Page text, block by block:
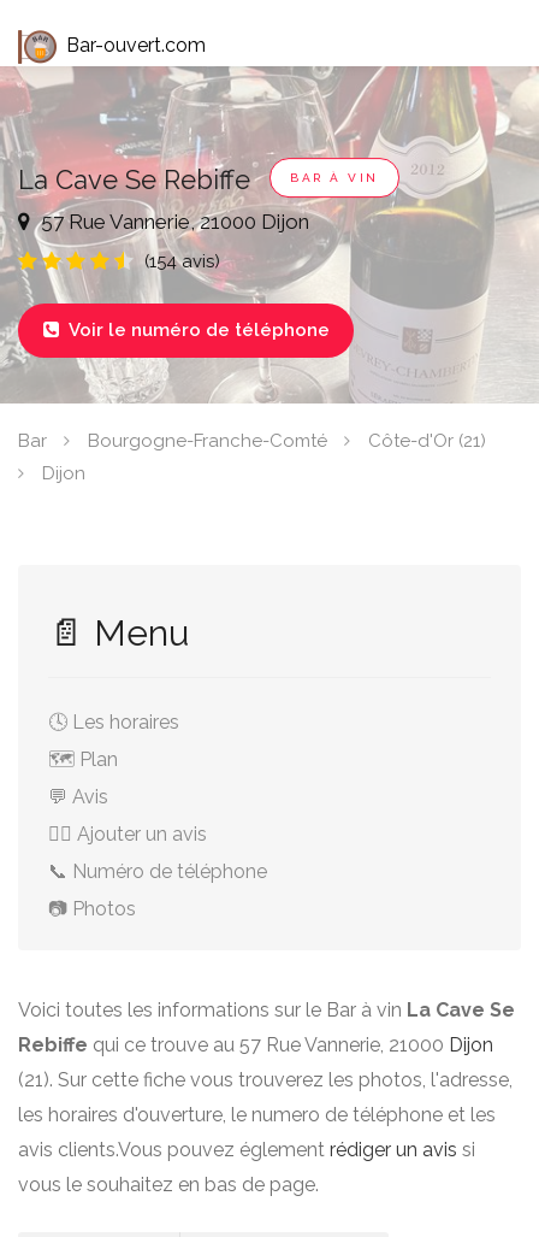
Bar-ouvert.com
La Cave Se Rebiffe BAR À VIN
57 Rue Vannerie, 21000 Dijon
(154 avis)
 Voir le numéro de téléphone
Bar Bourgogne-Franche-Comté
Côte-d'Or (21)
Dijon
📄 Menu
🕓 Les horaires
🗺️ Plan
💬 Avis
✍🏻 Ajouter un avis
📞 Numéro de téléphone
📷 Photos
Voici toutes les informations sur le Bar à vin La Cave Se
Rebiffe qui ce trouve au 57 Rue Vannerie, 21000 Dijon
(21). Sur cette fiche vous trouverez les photos, l'adresse,
les horaires d'ouverture, le numero de téléphone et les
avis clients.Vous pouvez églement rédiger un avis si
vous le souhaitez en bas de page.